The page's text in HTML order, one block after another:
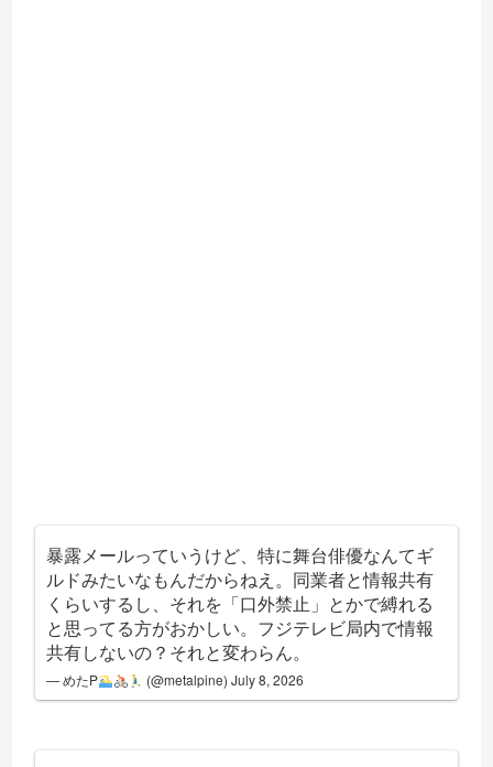
暴露メールっていうけど、特に舞台俳優なんてギ
ルドみたいなもんだからねえ。同業者と情報共有
くらいするし、それを「口外禁止」とかで縛れる
と思ってる方がおかしい。フジテレビ局内で情報
共有しないの？それと変わらん。
— めたP (@metalpine)July 8, 2026